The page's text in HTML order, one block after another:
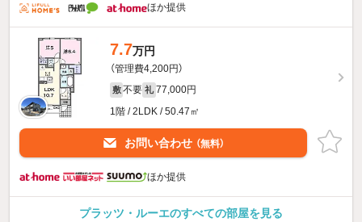
ほか提供
7.7万円
（管理費4,200円）
敷 不要 礼 77,000円
1階 / 2LDK / 50.47㎡
お問い合わせ （無料）
ほか提供
プラッツ・ルーエのすべての部屋を見る